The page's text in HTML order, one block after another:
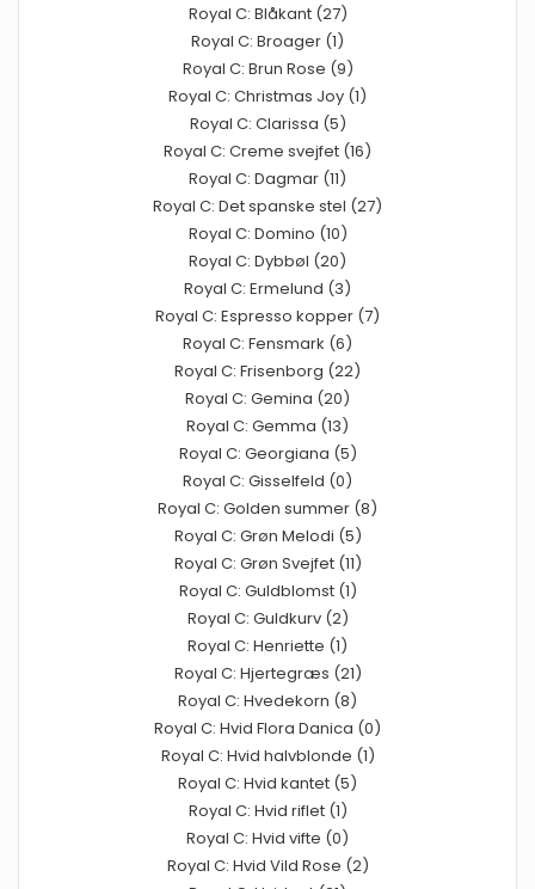
Royal C: Blåkant (27)
Royal C: Broager (1)
Royal C: Brun Rose (9)
Royal C: Christmas Joy (1)
Royal C: Clarissa (5)
Royal C: Creme svejfet (16)
Royal C: Dagmar (11)
Royal C: Det spanske stel (27)
Royal C: Domino (10)
Royal C: Dybbøl (20)
Royal C: Ermelund (3)
Royal C: Espresso kopper (7)
Royal C: Fensmark (6)
Royal C: Frisenborg (22)
Royal C: Gemina (20)
Royal C: Gemma (13)
Royal C: Georgiana (5)
Royal C: Gisselfeld (0)
Royal C: Golden summer (8)
Royal C: Grøn Melodi (5)
Royal C: Grøn Svejfet (11)
Royal C: Guldblomst (1)
Royal C: Guldkurv (2)
Royal C: Henriette (1)
Royal C: Hjertegræs (21)
Royal C: Hvedekorn (8)
Royal C: Hvid Flora Danica (0)
Royal C: Hvid halvblonde (1)
Royal C: Hvid kantet (5)
Royal C: Hvid riflet (1)
Royal C: Hvid vifte (0)
Royal C: Hvid Vild Rose (2)